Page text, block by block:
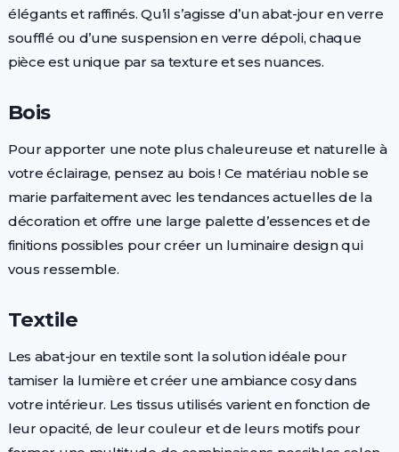
élégants et raffinés. Qu’il s’agisse d’un abat-jour en verre
soufflé ou d’une suspension en verre dépoli, chaque
pièce est unique par sa texture et ses nuances.
Bois
Pour apporter une note plus chaleureuse et naturelle à
votre éclairage, pensez au bois ! Ce matériau noble se
marie parfaitement avec les tendances actuelles de la
décoration et offre une large palette d’essences et de
finitions possibles pour créer un luminaire design qui
vous ressemble.
Textile
Les abat-jour en textile sont la solution idéale pour
tamiser la lumière et créer une ambiance cosy dans
votre intérieur. Les tissus utilisés varient en fonction de
leur opacité, de leur couleur et de leurs motifs pour